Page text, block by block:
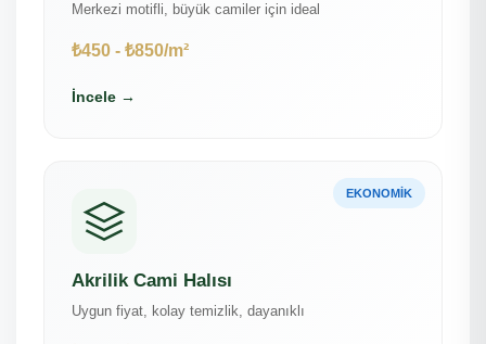
Merkezi motifli, büyük camiler için ideal
₺450 - ₺850/m²
İncele →
EKONOMIK
Akrilik Cami Halısı
Uygun fiyat, kolay temizlik, dayanıklı